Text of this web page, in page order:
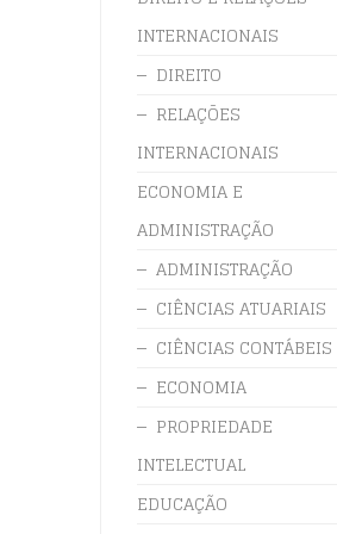
INTERNACIONAIS
DIREITO
RELAÇÕES
INTERNACIONAIS
ECONOMIA E
ADMINISTRAÇÃO
ADMINISTRAÇÃO
CIÊNCIAS ATUARIAIS
CIÊNCIAS CONTÁBEIS
ECONOMIA
PROPRIEDADE
INTELECTUAL
EDUCAÇÃO